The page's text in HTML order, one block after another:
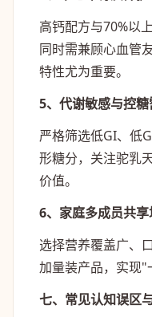
高钙配方与70%以
同时需兼顾心血管
特性尤为重要。
5、代谢敏感与控
严格筛选低GI、低
形糖分，关注驼乳
价值。
6、家庭多成员共
选择营养覆盖广、
加量装产品，实现"
七、常见认知误区